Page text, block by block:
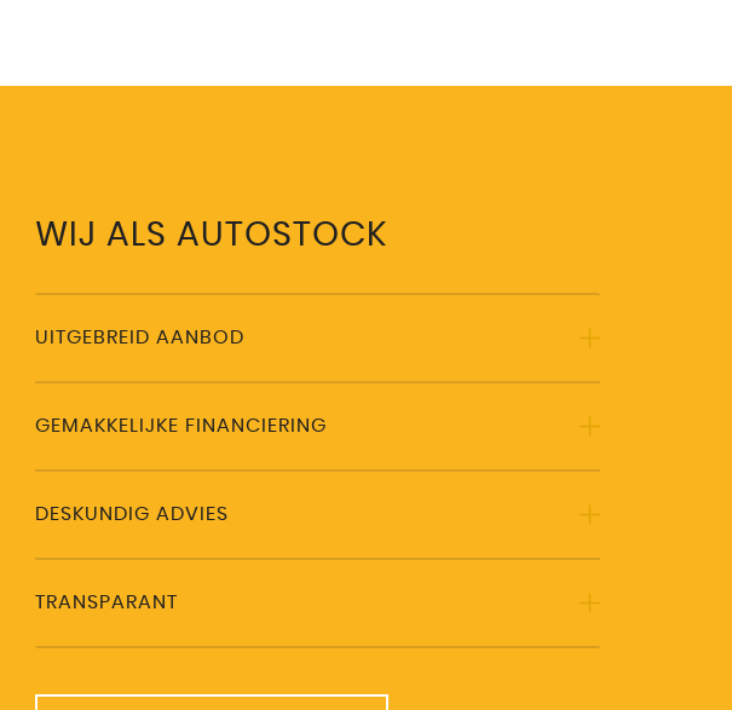
WIJ ALS AUTOSTOCK
UITGEBREID AANBOD
GEMAKKELIJKE FINANCIERING
DESKUNDIG ADVIES
TRANSPARANT